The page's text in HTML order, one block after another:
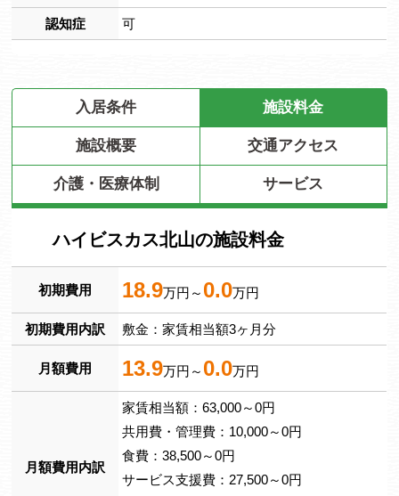
認知症 可
入居条件 施設料金
施設概要 交通アクセス
介護・医療体制 サービス
ハイビスカス北山の施設料金
初期費用 18.9万円～ 0.0万円
初期費用内訳 敷金：家賃相当額3ヶ月分
月額費用 13.9万円～ 0.0万円
月額費用内訳
家賃相当額：63,000～0円
共用費・管理費：10,000～0円
食費：38,500～0円
サービス支援費：27,500～0円